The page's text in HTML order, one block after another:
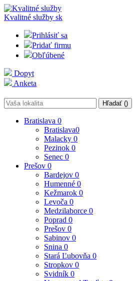
Kvalitné služby sk
Prihlásiť sa
Pridať firmu
Obľúbené
Dopyt
Anketa
Hľadať ()
Bratislava 0
Bratislava0
Malacky 0
Pezinok 0
Senec 0
Prešov 0
Bardejov 0
Humenné 0
Kežmarok 0
Levoča 0
Medzilaborce 0
Poprad 0
Prešov 0
Sabinov 0
Snina 0
Stará Ľubovňa 0
Stropkov 0
Svidník 0